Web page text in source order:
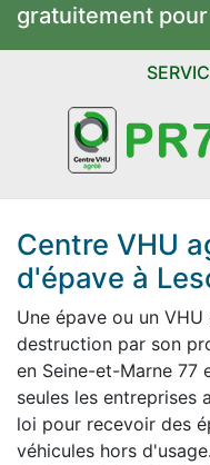
gratuitement
Centre VHU
d'épave à
Une épave ou un
destruction par son
en Seine-et-Marne 77
seules les entreprises
loi pour recevoir des
véhicules hors